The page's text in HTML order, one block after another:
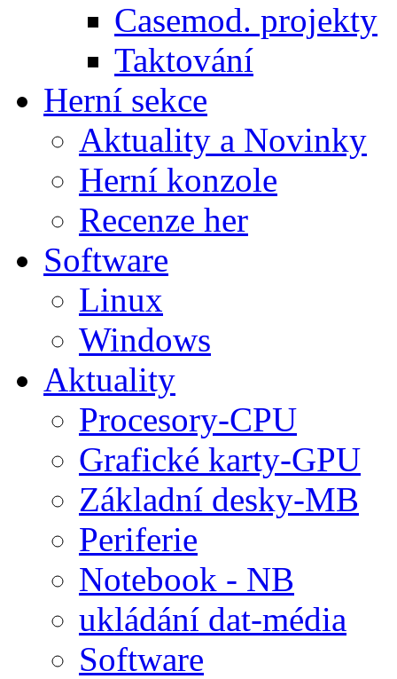
Casemod. projekty
Taktování
Herní sekce
Aktuality a Novinky
Herní konzole
Recenze her
Software
Linux
Windows
Aktuality
Procesory-CPU
Grafické karty-GPU
Základní desky-MB
Periferie
Notebook - NB
ukládání dat-média
Software